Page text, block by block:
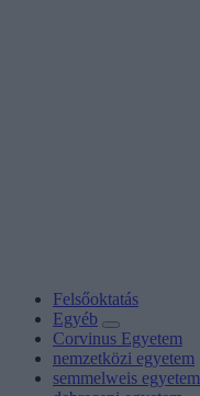
Felsőoktatás
Egyéb
Corvinus Egyetem
nemzetközi egyetem
semmelweis egyetem